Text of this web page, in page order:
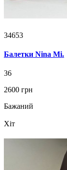
34653
Балетки Nina Mi.
36
2600 грн
Бажаний
Хіт